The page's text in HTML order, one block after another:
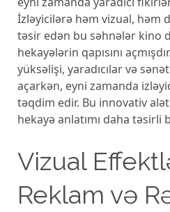
İzləyicilərə həm vizual, həm
təsir edən bu səhnələr kino
hekayələrin qapısını
yüksəlişi, yaradıcılar və
açarkən, eyni zamanda
təqdim edir. Bu innovativ
hekayə anlatımı daha təsirli
Vizual
Reklam və